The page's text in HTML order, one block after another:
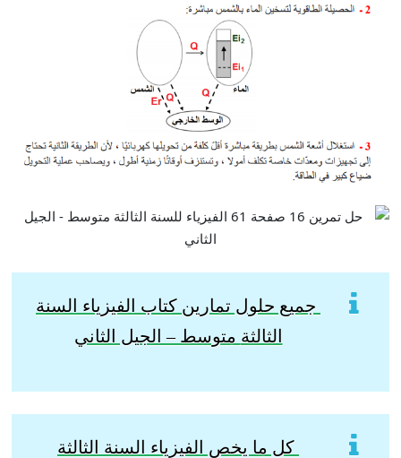
جميع حلول تمارين كتاب الفيزياء السنة
الثالثة متوسط – الجيل الثاني
كل ما يخص الفيزياء السنة الثالثة